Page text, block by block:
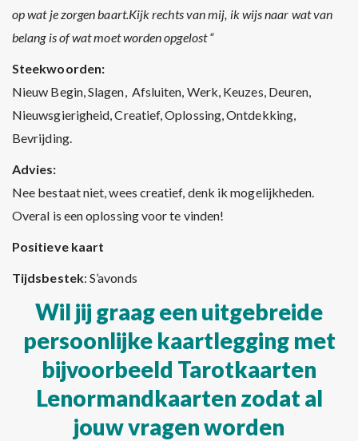
op wat je zorgen baart.Kijk rechts van mij, ik wijs naar wat van
belang is of wat moet worden opgelost “
Steekwoorden:
Nieuw Begin, Slagen, Afsluiten, Werk, Keuzes, Deuren,
Nieuwsgierigheid, Creatief, Oplossing, Ontdekking,
Bevrijding.
Advies:
Nee bestaat niet, wees creatief, denk ik mogelijkheden.
Overal is een oplossing voor te vinden!
Positieve kaart
Tijdsbestek: S’avonds
Wil jij graag een uitgebreide
persoonlijke kaartlegging met
bijvoorbeeld Tarotkaarten
Lenormandkaarten zodat al
jouw vragen worden